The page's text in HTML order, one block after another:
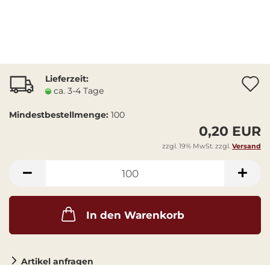
Lieferzeit:
ca. 3-4 Tage
Mindestbestellmenge: 100
0,20 EUR
zzgl. 19% MwSt. zzgl. Versand
In den Warenkorb
Artikel anfragen